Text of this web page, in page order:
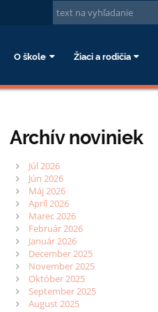
O škole Žiaci a rodičia
Archív noviniek
Júl 2026
Jún 2026
Máj 2026
Apríl 2026
Marec 2026
Február 2026
Január 2026
December 2025
November 2025
Október 2025
September 2025
August 2025